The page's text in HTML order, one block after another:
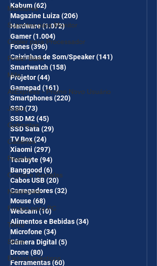
Monitores
Suportes para Monitor
Cooler para Processador
Power Bank
Mifa
AliExpress - Promo Novo Usuário
Jogos
Gabinetes
Cadeiras
Realme
Copos e Garrafas
Notebooks
Fontes para PC
Temu
Shein
Eletrodomésticos
Kabum(62)
Magazine Luiza (206)
Hardware(1.072)1.072 posts
Gamer(1.004)
Fones(396) 396 posts
Caixinhas de Som/Speaker(141)
Smartwatch(158)
Projetor(44)
Gamepad (161) 161 posts
Smartphones(220)
SSD(73)
SSD M2(45)
SSD Sata (29)
TV Box(24)
Xiaomi (297)
Terabyte(94)
Banggood (6)
Cabos USB(20)
Carregadores(32)
Mouse(68)
Webcam(10)10 posts
Alimentos e Bebidas(34)
Microfone(34)
Câmera Digital (5)
Drone(80)
Ferramentas(60)